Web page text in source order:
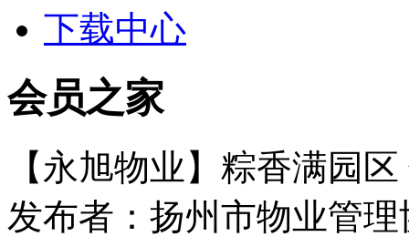
下载中心
会员之家
【永旭物业】粽香满园
发布者：扬州市物业管